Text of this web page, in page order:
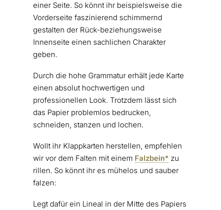
einer Seite. So könnt ihr beispielsweise die
Vorderseite faszinierend schimmernd
gestalten der Rück-beziehungsweise
Innenseite einen sachlichen Charakter
geben.
Durch die hohe Grammatur erhält jede Karte
einen absolut hochwertigen und
professionellen Look. Trotzdem lässt sich
das Papier problemlos bedrucken,
schneiden, stanzen und lochen.
Wollt ihr Klappkarten herstellen, empfehlen
wir vor dem Falten mit einem Falzbein* zu
rillen. So könnt ihr es mühelos und sauber
falzen:
Legt dafür ein Lineal in der Mitte des Papiers